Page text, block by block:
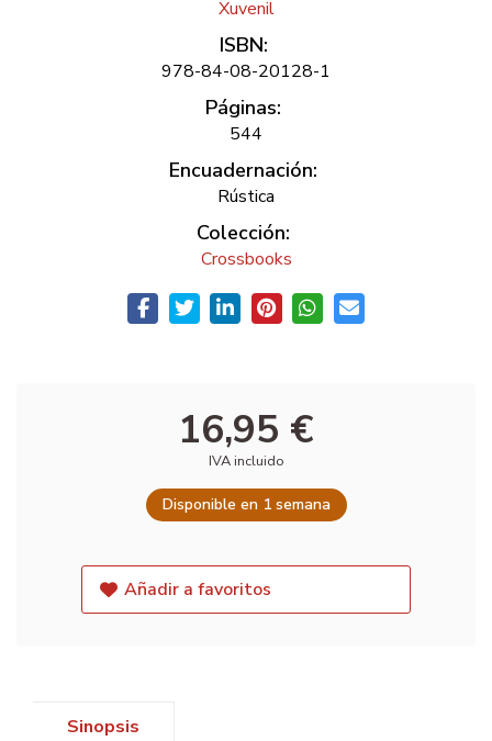
Xuvenil
ISBN:
978-84-08-20128-1
Páginas:
544
Encuadernación:
Rústica
Colección:
Crossbooks
16,95 €
IVA incluido
Disponible en 1 semana
Añadir a favoritos
Sinopsis